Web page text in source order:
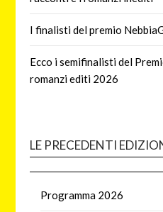
I finalisti del premio
Ecco i semifinalisti del
romanzi editi 2026
LE PRECEDENTI
Programma 2026